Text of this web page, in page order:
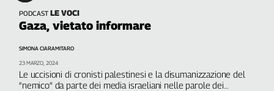
PODCAST LE VOCI
Gaza, vietato informare
Le uccisioni di cronisti palestinesi e la disumanizzazione del
“nemico” da parte dei media israeliani nelle parole dei
SIMONA CIARAMITARO
23 MARZO, 2024